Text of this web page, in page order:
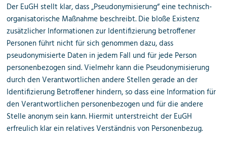
Der EuGH stellt klar, dass „Pseudonymisierung“ eine technisch-
organisatorische Maßnahme beschreibt. Die bloße Existenz
zusätzlicher Informationen zur Identifizierung betroffener
Personen führt nicht für sich genommen dazu, dass
pseudonymisierte Daten in jedem Fall und für jede Person
personenbezogen sind. Vielmehr kann die Pseudonymisierung
durch den Verantwortlichen andere Stellen gerade an der
Identifizierung Betroffener hindern, so dass eine Information für
den Verantwortlichen personenbezogen und für die andere
Stelle anonym sein kann. Hiermit unterstreicht der EuGH
erfreulich klar ein relatives Verständnis von Personenbezug.